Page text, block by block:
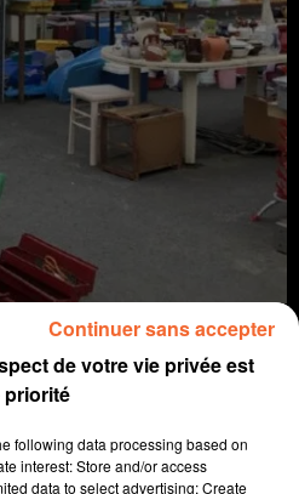
de votre vie privée est
priorité
following data processing based on
interest: Store and/or access
data to select advertising; Create
Continuer sans accepter